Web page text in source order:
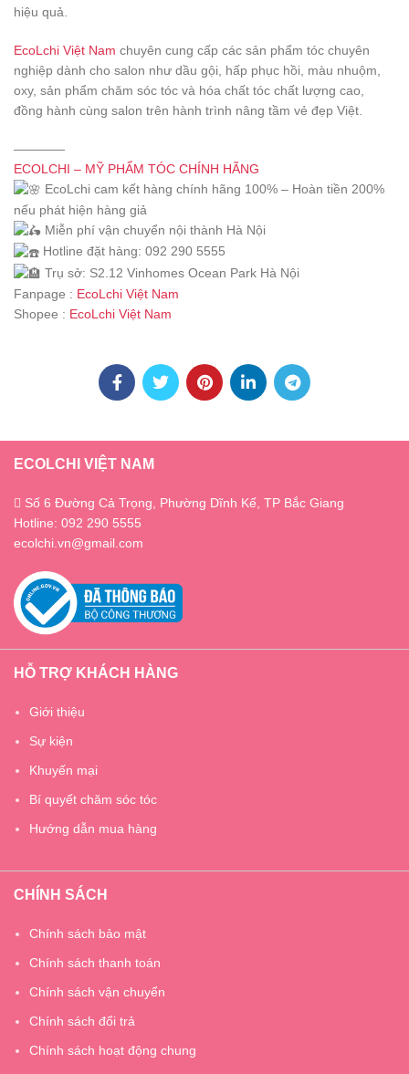
hiệu quả.
EcoLchi Việt Nam chuyên cung cấp các sản phẩm tóc chuyên
nghiệp dành cho salon như dầu gội, hấp phục hồi, màu nhuộm,
oxy, sản phẩm chăm sóc tóc và hóa chất tóc chất lượng cao,
đồng hành cùng salon trên hành trình nâng tầm vẻ đẹp Việt.
————
ECOLCHI – MỸ PHẨM TÓC CHÍNH HÃNG
EcoLchi cam kết hàng chính hãng 100% – Hoàn tiền 200%
nếu phát hiện hàng giả
Miễn phí vận chuyển nội thành Hà Nội
Hotline đặt hàng: 092 290 5555
Trụ sở: S2.12 Vinhomes Ocean Park Hà Nội
Fanpage : EcoLchi Việt Nam
Shopee : EcoLchi Việt Nam
ECOLCHI VIỆT NAM
Số 6 Đường Cả Trọng, Phường Dĩnh Kế, TP Bắc Giang
Hotline: 092 290 5555
ecolchi.vn@gmail.com
HỖ TRỢ KHÁCH HÀNG
Giới thiệu
Sự kiện
Khuyến mại
Bí quyết chăm sóc tóc
Hướng dẫn mua hàng
CHÍNH SÁCH
Chính sách bảo mật
Chính sách thanh toán
Chính sách vận chuyển
Chính sách đổi trả
Chính sách hoạt động chung